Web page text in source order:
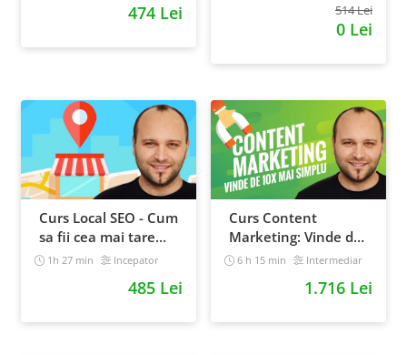
474 Lei 514 Lei
0 Lei
Curs Local SEO - Cum
sa fii cea mai tare
afacere din orasul
1h 27 min Incepator
485 Lei
Curs Content
Marketing: Vinde de
10x mai simplu
6 h 15 min Intermediar
1.716 Lei